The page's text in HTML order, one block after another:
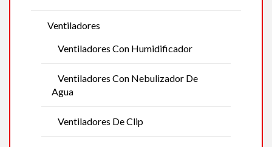
Ventiladores
Ventiladores Con Humidificador
Ventiladores Con Nebulizador De
Agua
Ventiladores De Clip